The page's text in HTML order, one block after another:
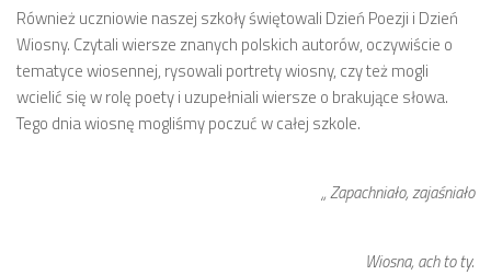
Również uczniowie naszej szkoły świętowali Dzień Poezji i Dzień
Wiosny. Czytali wiersze znanych polskich autorów, oczywiście o
tematyce wiosennej, rysowali portrety wiosny, czy też mogli
wcielić się w rolę poety i uzupełniali wiersze o brakujące słowa.
Tego dnia wiosnę mogliśmy poczuć w całej szkole.
„ Zapachniało, zajaśniało
Wiosna, ach to ty.